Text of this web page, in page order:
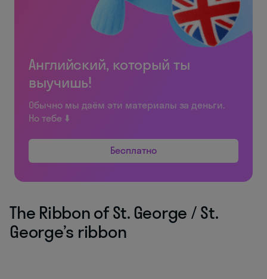
Английский, который ты
выучишь!
Обычно мы даём эти материалы за деньги.
Но тебе ⬇️
Бесплатно
The Ribbon of St. George / St.
George’s ribbon